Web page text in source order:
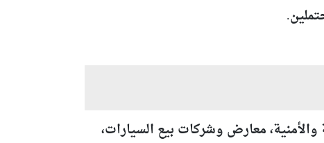
معارض وشركات بيع السيارات،